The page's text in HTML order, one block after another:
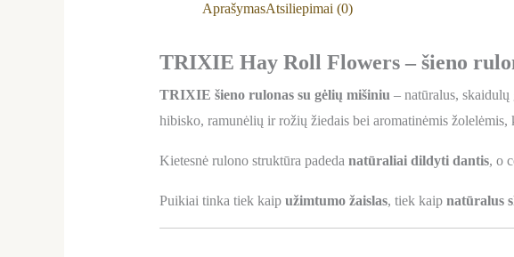
AprašymasAtsiliepimai (0)
TRIXIE Hay Roll Flowers – šieno
TRIXIE šieno rulonas su gėlių mišiniu– natūralus, skaidulų
hibisko, ramunėlių ir rožių žiedais bei aromatinėmis
Kietesnė rulono struktūra padeda natūraliai dildyti dantis, o
Puikiai tinka tiek kaip užimtumo žaislas, tiek kaip natūralus